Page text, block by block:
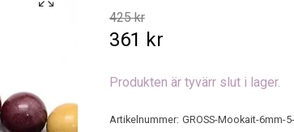
425 kr
361 kr
Produkten är tyvärr slut i lager.
Artikelnummer: GROSS-Mookait-6mm-